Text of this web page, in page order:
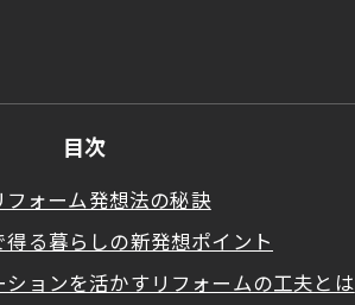
目次
フォーム発想法の秘訣
得る暮らしの新発想ポイント
ションを活かすリフォームの工夫とは